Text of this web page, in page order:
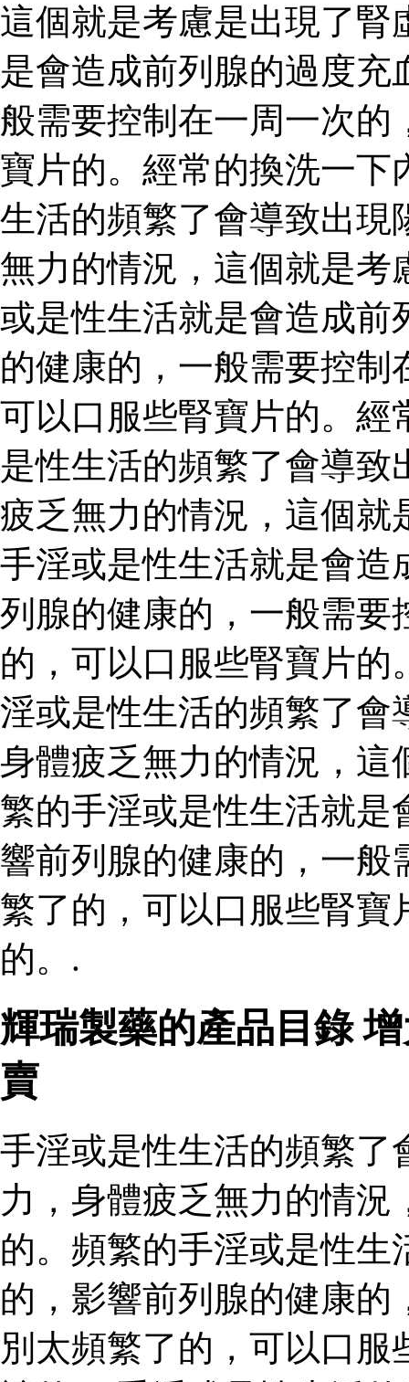
這個就是考慮是出現了腎
是會造成前列腺的過度
般需要控制在一周一次的
寶片的。經常的換洗一
生活的頻繁了會導致出現
無力的情況，這個就是考
或是性生活就是會造成前
的健康的，一般需要控
可以口服些腎寶片的。經
是性生活的頻繁了會導
疲乏無力的情況，這個就
手淫或是性生活就是會造
列腺的健康的，一般需要
的，可以口服些腎寶片
淫或是性生活的頻繁了會
身體疲乏無力的情況，這
繁的手淫或是性生活就是
響前列腺的健康的，一般
繁了的，可以口服些腎寶
的。.
輝瑞製藥的產品目錄
賣
手淫或是性生活的頻繁了
力，身體疲乏無力的情
的。頻繁的手淫或是性
的，影響前列腺的健康
別太頻繁了的，可以口